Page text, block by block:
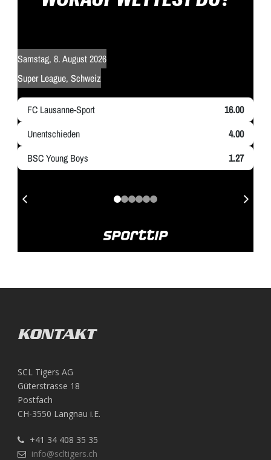
KONTAKT
SCL Tigers AG
Güterstrasse 18
Postfach
CH-3550 Langnau i.E.
+41 34 408 35 35
info@scltigers.ch